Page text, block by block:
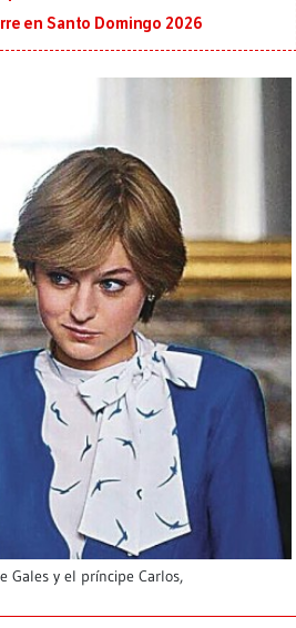
en Santo Domingo 2026
Gales y el príncipe Carlos,